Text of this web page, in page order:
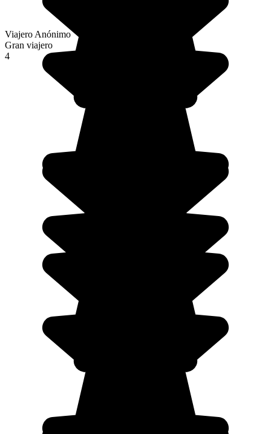
Viajero Anónimo
Gran viajero
4